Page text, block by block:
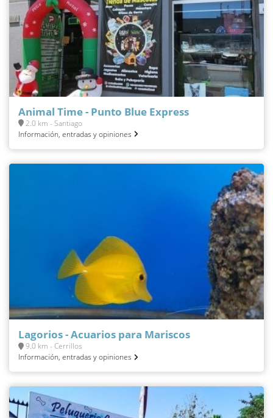
Animal Time - Punto Blue Express
2.0 km - Santiago
Información, entradas y opiniones
Lagorios - Acuarios para Mariscos
9.0 km - Cerrillos
Información, entradas y opiniones